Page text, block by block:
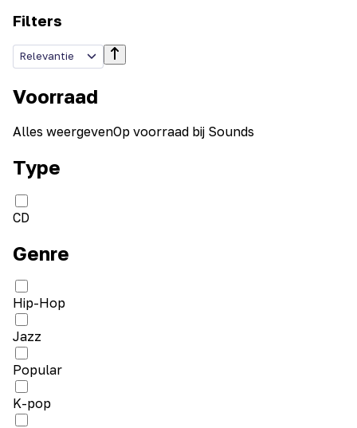
Filters
Relevantie
Voorraad
Alles weergevenOp voorraad bij Sounds
Type
CD
Genre
Hip-Hop
Jazz
Popular
K-pop